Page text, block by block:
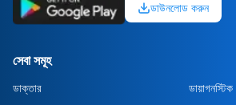
ডাউনলোড করুন
সেবা সমূহ
ডাক্তার ডায়াগনস্টিক